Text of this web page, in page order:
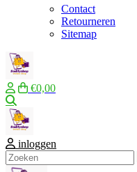
Contact
Retourneren
Sitemap
€0,00
inloggen